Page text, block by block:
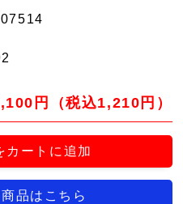
円（税込1,210円）
カートに追加
品はこちら